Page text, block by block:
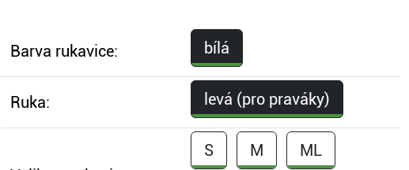
Barva rukavice: bílá
Ruka: levá (pro praváky)
S M ML